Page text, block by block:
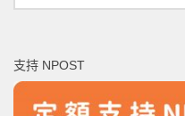
尋
字:
支持 NPOST